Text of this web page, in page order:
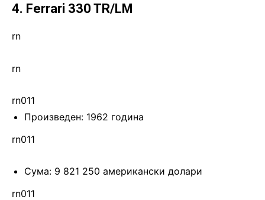
4. Ferrari 330 TR/LM
rn
rn
rn011
Произведен: 1962 година
rn011
Сума: 9 821 250 американски долари
rn011